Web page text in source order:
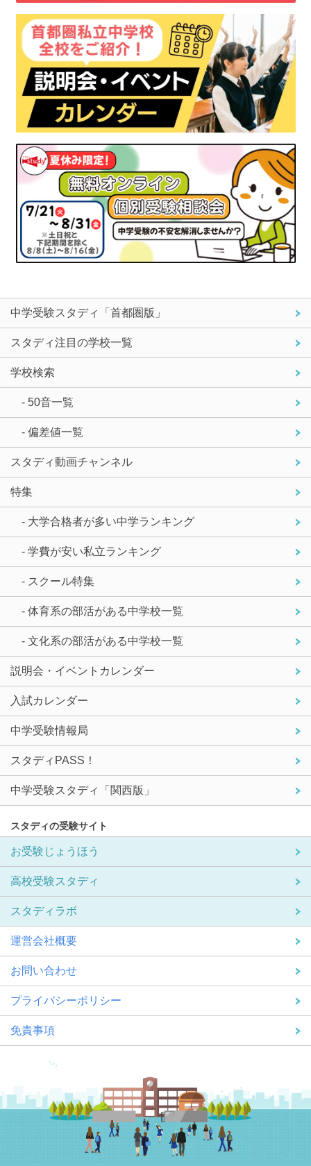
中学受験スタディ「首都圏版」
スタディ注目の学校一覧
学校検索
- 50音一覧
- 偏差値一覧
スタディ動画チャンネル
特集
- 大学合格者が多い中学ランキング
- 学費が安い私立ランキング
- スクール特集
- 体育系の部活がある中学校一覧
- 文化系の部活がある中学校一覧
説明会・イベントカレンダー
入試カレンダー
中学受験情報局
スタディPASS！
中学受験スタディ「関西版」
スタディの受験サイト
お受験じょうほう
高校受験スタディ
スタディラボ
運営会社概要
お問い合わせ
プライバシーポリシー
免責事項